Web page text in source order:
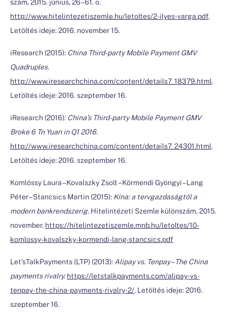
http://www.hitelintezetiszemle.hu/letoltes/2-ilyes-varga.pdf.
Letöltés ideje: 2016. november 15.
iResearch (2015): China Third-party Mobile Payment GMV
Quadruples.
http://www.iresearchchina.com/content/details7_18379.html.
Letöltés ideje: 2016. szeptember 16.
iResearch (2016): China’s Third-party Mobile Payment GMV
Broke 6 Tn Yuan in Q1 2016.
http://www.iresearchchina.com/content/details7_24301.html.
Letöltés ideje: 2016. szeptember 16.
Komlóssy Laura – Kovalszky Zsolt – Körmendi Gyöngyi – Lang
Péter – Stancsics Martin (2015): Kína: a tervgazdaságtól a
modern bankrendszerig. Hitelintézeti Szemle különszám, 2015.
november. https://hitelintezetiszemle.mnb.hu/letoltes/10-
komlossy-kovalszky-kormendi-lang-stancsics.pdf
Let’sTalkPayments (LTP) (2013): Alipay vs. Tenpay – The China
payments rivalry. https://letstalkpayments.com/alipay-vs-
tenpay-the-china-payments-rivalry-2/. Letöltés ideje: 2016.
szeptember 16.